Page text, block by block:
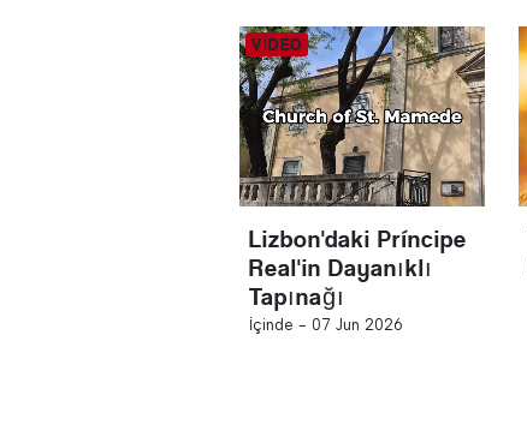
Lizbon'daki Príncipe
Real'in Dayanıklı
Tapınağı
İçinde - 07 Jun 2026